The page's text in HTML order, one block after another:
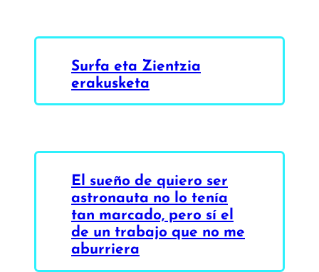
Surfa eta Zientzia
erakusketa
El sueño de quiero ser
astronauta no lo tenía
tan marcado, pero sí el
de un trabajo que no me
aburriera